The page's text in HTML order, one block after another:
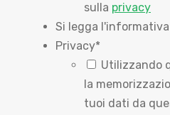
sulla privacy
Si legga
Privacy*
Utilizzando
la
tuoi dati da